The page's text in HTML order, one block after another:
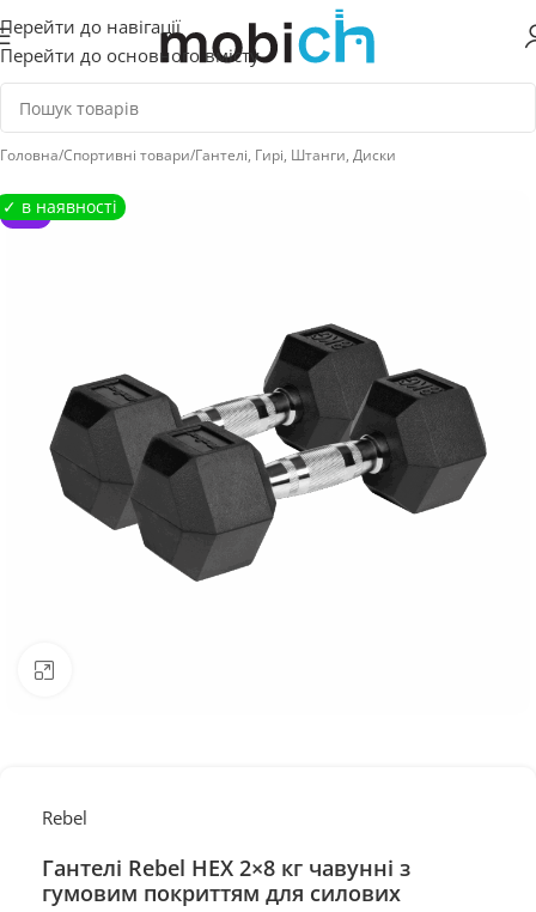
Перейти до навігації
Перейти до основного вмісту
Головна/Спортивні товари/Гантелі, Гирі, Штанги, Диски
NEW
Rebel
Гантелі Rebel HEX 2×8 кг чавунні з
гумовим покриттям для силових